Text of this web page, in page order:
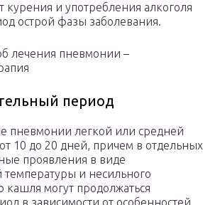
курения и употребления алкоголя
острой фазы заболевания.
лечения пневмонии –
период
пневмонии легкой или средней
10 до 20 дней, причем в отдельных
проявления в виде
и несильного
кашля могут продолжаться
в зависимости от особенностей